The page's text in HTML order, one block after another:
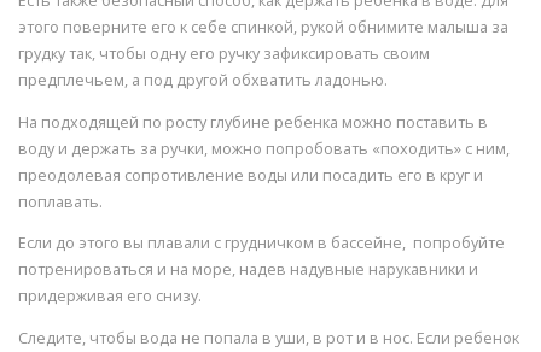
этого поверните его к себе спинкой, рукой обнимите малыша за
грудку так, чтобы одну его ручку зафиксировать своим
предплечьем, а под другой обхватить ладонью.
На подходящей по росту глубине ребенка можно поставить в
воду и держать за ручки, можно попробовать «походить» с ним,
преодолевая сопротивление воды или посадить его в круг и
поплавать.
Если до этого вы плавали с грудничком в бассейне, попробуйте
потренироваться и на море, надев надувные нарукавники и
придерживая его снизу.
Следите, чтобы вода не попала в уши, в рот и в нос. Если ребенок